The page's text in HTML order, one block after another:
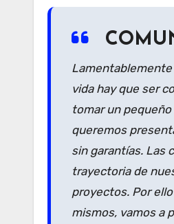
Lamentablemente
vida hay que ser
tomar un
queremos
sin garantías. Las
trayectoria de
proyectos. Por
mismos, vamos a